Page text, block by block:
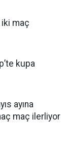
maç
kupa
ayına
maç ilerliyor